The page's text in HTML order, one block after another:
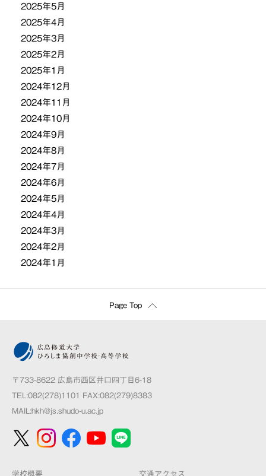
2025年5月
2025年4月
2025年3月
2025年2月
2025年1月
2024年12月
2024年11月
2024年10月
2024年9月
2024年8月
2024年7月
2024年6月
2024年5月
2024年4月
2024年3月
2024年2月
2024年1月
Page Top
〒733-8622 広島市西区井口四丁目6-18
TEL:082(278)1101 FAX:082(279)8383
MAIL:hkh@js.shudo-u.ac.jp
学校概要 交通アクセス